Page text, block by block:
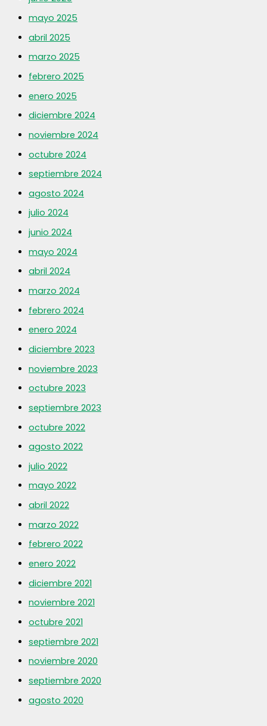
mayo 2025
abril 2025
marzo 2025
febrero 2025
enero 2025
diciembre 2024
noviembre 2024
octubre 2024
septiembre 2024
agosto 2024
julio 2024
junio 2024
mayo 2024
abril 2024
marzo 2024
febrero 2024
enero 2024
diciembre 2023
noviembre 2023
octubre 2023
septiembre 2023
octubre 2022
agosto 2022
julio 2022
mayo 2022
abril 2022
marzo 2022
febrero 2022
enero 2022
diciembre 2021
noviembre 2021
octubre 2021
septiembre 2021
noviembre 2020
septiembre 2020
agosto 2020